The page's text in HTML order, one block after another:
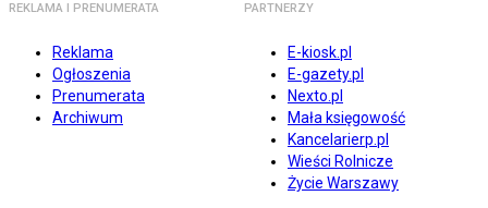
REKLAMA I PRENUMERATA
Reklama
Ogłoszenia
Prenumerata
Archiwum
PARTNERZY
E-kiosk.pl
E-gazety.pl
Nexto.pl
Mała księgowość
Kancelarierp.pl
Wieści Rolnicze
Życie Warszawy